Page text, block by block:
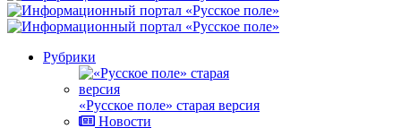
Рубрики
«Русское поле» старая версия
Новости